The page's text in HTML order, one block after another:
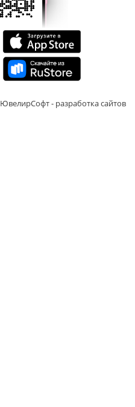
ЮвелирСофт - разработка сайтов